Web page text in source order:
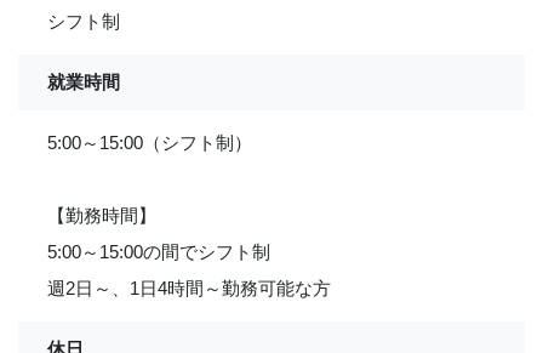
シフト制
就業時間
5:00～15:00（シフト制）
【勤務時間】
5:00～15:00の間でシフト制
週2日～、1日4時間～勤務可能な方
休日